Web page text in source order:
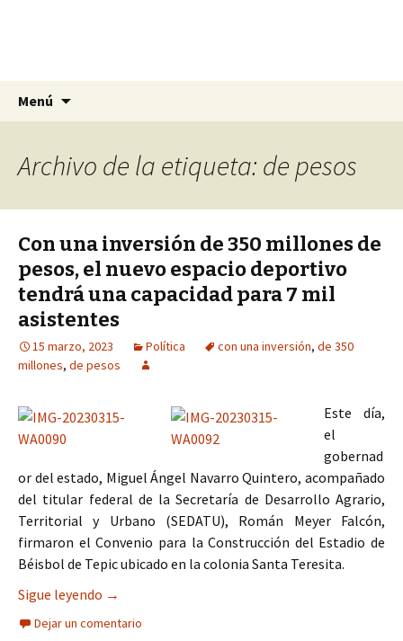
La Yunta de Tepic
La nueva opción en información
Menú
Archivo de la etiqueta: de pesos
Con una inversión de 350 millones de
pesos, el nuevo espacio deportivo
tendrá una capacidad para 7 mil
asistentes
15 marzo, 2023 Política con una inversión, de 350
millones, de pesos
Este día,
el
gobernad
or del estado, Miguel Ángel Navarro Quintero, acompañado
del titular federal de la Secretaría de Desarrollo Agrario,
Territorial y Urbano (SEDATU), Román Meyer Falcón,
firmaron el Convenio para la Construcción del Estadio de
Béisbol de Tepic ubicado en la colonia Santa Teresita.
Sigue leyendo Con una inversión de 350 millones de pesos, el
→
Dejar un comentario